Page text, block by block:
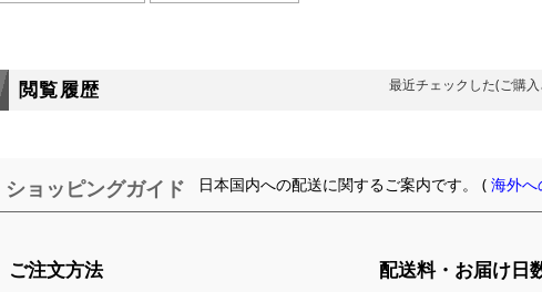
閲覧履歴 最近チェックした(ご購
ショッピングガイド 日本国内への配送に関するご案内です。 (海外へ
ご注文方法 配送料・お届け日